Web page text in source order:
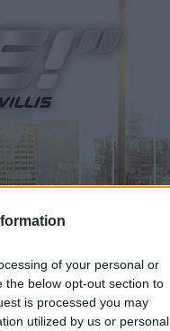
of your personal or
the below opt-out section to
is processed you may
utilized by us or personal